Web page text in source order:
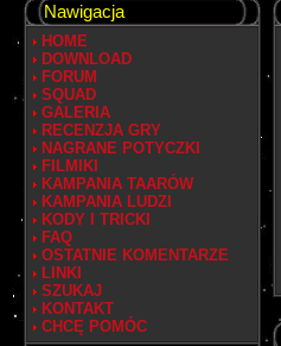
Nawigacja
HOME
DOWNLOAD
FORUM
SQUAD
GALERIA
RECENZJA GRY
NAGRANE POTYCZKI
FILMIKI
KAMPANIA TAARÓW
KAMPANIA LUDZI
KODY I TRICKI
FAQ
OSTATNIE KOMENTARZE
LINKI
SZUKAJ
KONTAKT
CHCĘ POMÓC